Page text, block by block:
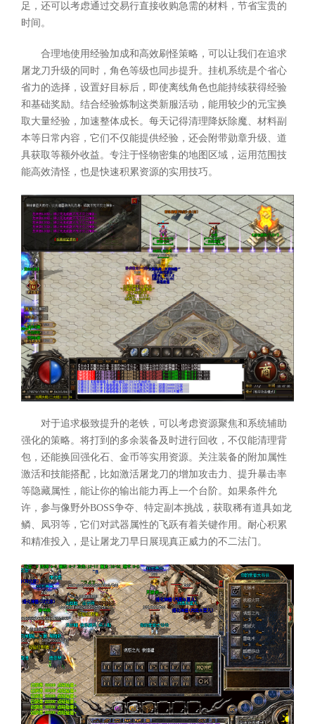
足，还可以考虑通过交易行直接收购急需的材料，节省宝贵的
时间。
合理地使用经验加成和高效刷怪策略，可以让我们在追求
屠龙刀升级的同时，角色等级也同步提升。挂机系统是个省心
省力的选择，设置好目标后，即使离线角色也能持续获得经验
和基础奖励。结合经验炼制这类新服活动，能用较少的元宝换
取大量经验，加速整体成长。每天记得清理降妖除魔、材料副
本等日常内容，它们不仅能提供经验，还会附带勋章升级、道
具获取等额外收益。专注于怪物密集的地图区域，运用范围技
能高效清怪，也是快速积累资源的实用技巧。
对于追求极致提升的老铁，可以考虑资源聚焦和系统辅助
强化的策略。将打到的多余装备及时进行回收，不仅能清理背
包，还能换回强化石、金币等实用资源。关注装备的附加属性
激活和技能搭配，比如激活屠龙刀的增加攻击力、提升暴击率
等隐藏属性，能让你的输出能力再上一个台阶。如果条件允
许，参与像野外BOSS争夺、特定副本挑战，获取稀有道具如龙
鳞、凤羽等，它们对武器属性的飞跃有着关键作用。耐心积累
和精准投入，是让屠龙刀早日展现真正威力的不二法门。